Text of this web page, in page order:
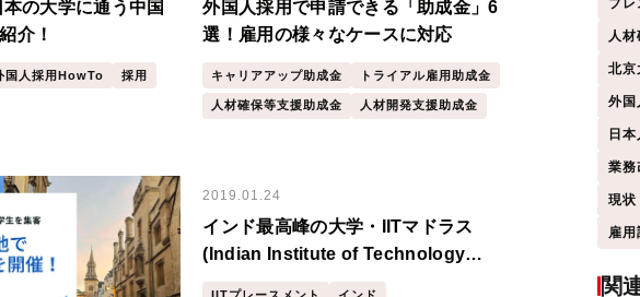
の大学に通う中国
介！
国人採用HowTo 採用
外国人採用で申請できる「助成金」6
選！雇用の様々なケースに対応
キャリアアップ助成金 トライアル雇用助成金
人材確保等支援助成金 人材開発支援助成金
2019.01.24
インド最高峰の大学・IITマドラス
(Indian Institute of Technology
Madras)で日本語研修プログラム
プレ
人
北京
外国
日
業務
現状
雇用
関